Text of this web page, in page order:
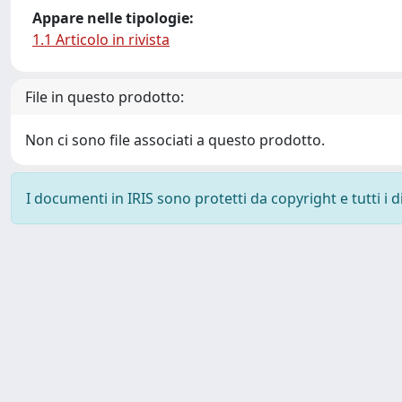
Appare nelle tipologie:
1.1 Articolo in rivista
File in questo prodotto:
Non ci sono file associati a questo prodotto.
I documenti in IRIS sono protetti da copyright e tutti i